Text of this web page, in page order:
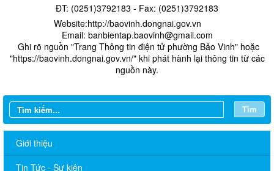
ĐT: (0251)3792183 - Fax: (0251)3792183
Website:http://baovinh.dongnai.gov.vn
Email: banbientap.baovinh@gmail.com
​ Ghi rõ nguồn "Trang Thông tin điện tử phường Bảo Vinh" hoặc
"https://baovinh.dongnai.gov.vn/" khi phát hành lại thông tin từ các
nguồn này.
Tìm
Giới thiệu
Tin Tức - Sự kiện